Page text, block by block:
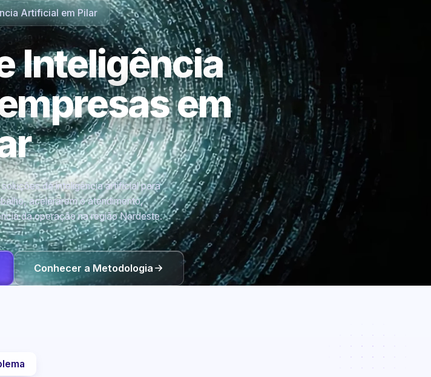
Artificial em Pilar
Inteligência
em
de inteligência artificial para
acelerarem o atendimento,
da operação na região Nordeste.
Conhecer a Metodologia